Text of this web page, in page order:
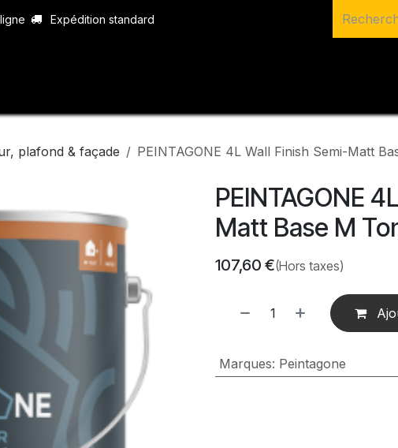
Expédition standard
plafond & façade PEINTAGONE 4L Wall Finish Semi-Matt
PEINTAGONE
Matt Base M
107,60 €(Hors taxes)
Marques: Peintagone